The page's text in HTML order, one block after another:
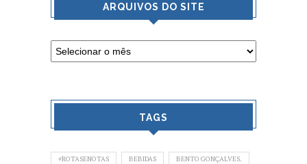
ARQUIVOS DO SITE
TAGS
#ROTASENOTAS BEBIDAS BENTO GONÇALVES.